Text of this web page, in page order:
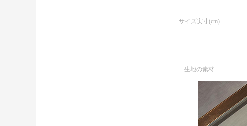
サイズ実寸(cm)
生地の素材